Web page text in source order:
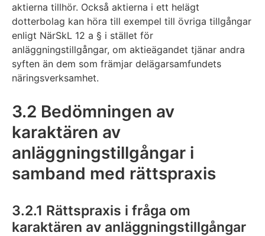
aktierna tillhör. Också aktierna i ett helägt
dotterbolag kan höra till exempel till övriga tillgångar
enligt NärSkL 12 a § i stället för
anläggningstillgångar, om aktieägandet tjänar andra
syften än dem som främjar delägarsamfundets
näringsverksamhet.
3.2 Bedömningen av
karaktären av
anläggningstillgångar i
samband med rättspraxis
3.2.1 Rättspraxis i fråga om
karaktären av anläggningstillgångar